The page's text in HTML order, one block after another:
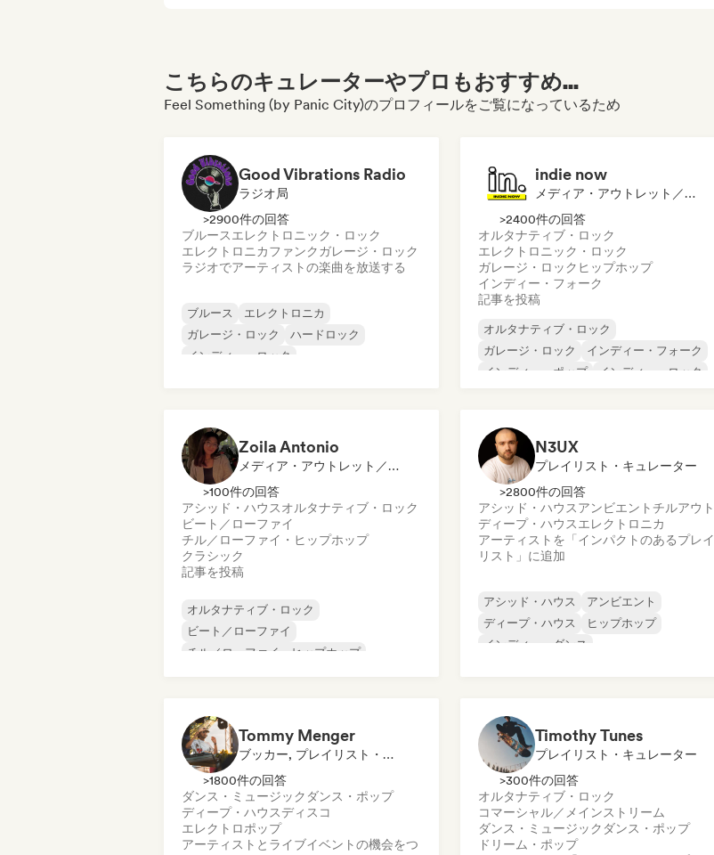
こちらのキュレーターやプロもおすすめ...
Feel Something (by Panic City)のプロフィールをご覧になっているため
Good Vibrations Radio
ラジオ局
>2900件の回答
ブルースエレクトロニック・ロック
エレクトロニカファンクガレージ・ロック
ラジオでアーティストの楽曲を放送する
ブルース
エレクトロニカ
ガレージ・ロック
ハードロック
インディー・ロック
ック
indie now
メディア・アウトレット／ジャーナリスト
>2400件の回答
オルタナティブ・ロック
エレクトロニック・ロック
ガレージ・ロック ヒップホップ
インディー・フォーク
記事を投稿
オルタナティブ・ロック
ガレージ・ロック
インディー・フォーク
インディー・ポップ
インディー・ロック
Zoila Antonio
メディア・アウトレット／ジャーナリスト
>100件の回答
アシッド・ハウスオルタナティブ・ロック
ビート／ローファイ
チル／ローファイ・ヒップホップ
クラシック
記事を投稿
オルタナティブ・ロック
ビート／ローファイ
チル／ローファイ・ヒップホップ
ドリーム・ポップ
N3UX
プレイリスト・キュレーター
>2800件の回答
アシッド・ハウスアンビエント チルアウト
ディープ・ハウスエレクトロニカ
アーティストを「インパクトのあるプレイ
リスト」に追加
アシッド・ハウス
アンビエント
ディープ・ハウス
ヒップホップ
インディー・ダンス
Tommy Menger
ブッカー, プレイリスト・キュレーター
>1800件の回答
ダンス・ミュージック ダンス・ポップ
ディープ・ハウスディスコ
エレクトロポップ
アーティストとライブイベントの機会をつ
Timothy Tunes
プレイリスト・キュレーター
>300件の回答
オルタナティブ・ロック
コマーシャル／メインストリーム
ダンス・ミュージック ダンス・ポップ
ドリーム・ポップ